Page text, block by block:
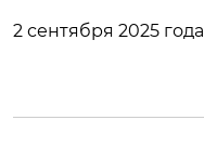
2 сентября 2025 года